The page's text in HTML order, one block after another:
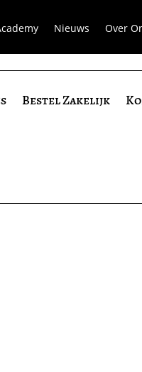
Nieuws Over
Bestel Zakelijk